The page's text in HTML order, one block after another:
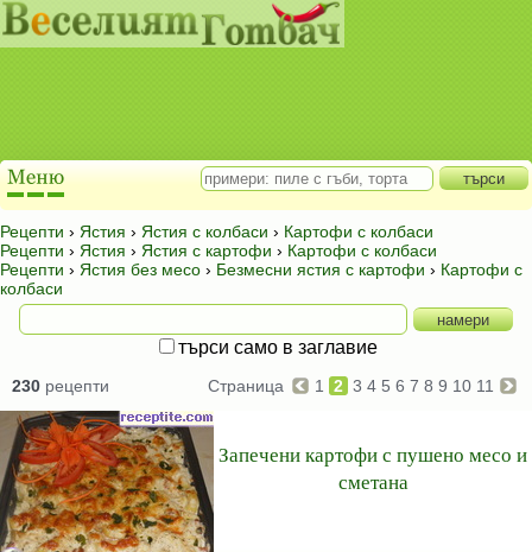
Рецепти › Ястия › Ястия с колбаси › Картофи с колбаси
Рецепти › Ястия › Ястия с картофи › Картофи с колбаси
Рецепти › Ястия без месо › Безмесни ястия с картофи › Картофи с
колбаси
търси само в заглавие
230 рецепти Страница 1 2 3 4 5 6 7 8 9 10 11
Запечени картофи с пушено месо и
сметана